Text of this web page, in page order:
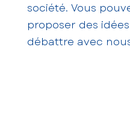
société. Vous
proposer des
débattre avec